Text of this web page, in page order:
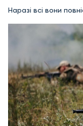
Наразі всі вони